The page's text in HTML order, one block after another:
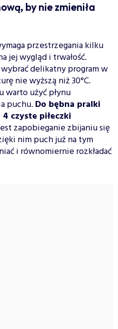
by nie zmieniła
przestrzegania kilku
jej wygląd i trwałość.
delikatny program w
nie wyższą niż 30°C.
warto użyć płynu
puchu. Do bębna pralki
czyste piłeczki
zapobieganie zbijaniu się
nim puch już na tym
i równomiernie rozkładać